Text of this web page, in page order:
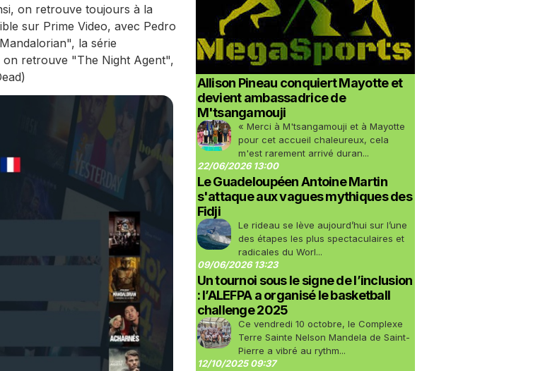
on retrouve toujours à la
sur Prime Video, avec Pedro
la série
on retrouve "The Night Agent",
Allison Pineau conquiert Mayotte et
devient ambassadrice de
M'tsangamouji
« Merci à M'tsangamouji et à Mayotte
pour cet accueil chaleureux, cela
m'est rarement arrivé duran...
22/06/2026 13:00
Le Guadeloupéen Antoine Martin
s'attaque aux vagues mythiques des
Fidji
Le rideau se lève aujourd’hui sur l’une
des étapes les plus spectaculaires et
radicales du Worl...
09/06/2026 13:23
Un tournoi sous le signe de l’inclusion
: l’ALEFPA a organisé le basketball
challenge 2025
Ce vendredi 10 octobre, le Complexe
Terre Sainte Nelson Mandela de Saint-
Pierre a vibré au rythm...
12/10/2025 09:37